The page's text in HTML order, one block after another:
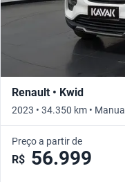
Renault • Kwid
2023 • 34.350 km • Manual
Preço a partir de
R$ 56.999